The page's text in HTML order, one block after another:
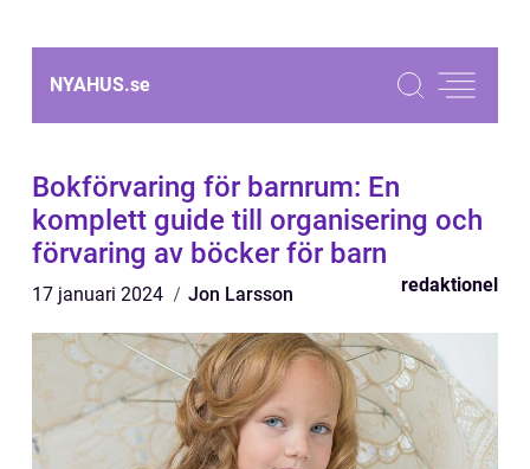
NYAHUS.se
Bokförvaring för barnrum: En
komplett guide till organisering och
förvaring av böcker för barn
17 januari 2024 Jon Larsson redaktionel